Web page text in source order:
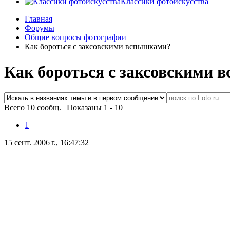
Главная
Форумы
Общие вопросы фотографии
Как бороться с заксовскими вспышками?
Как бороться с заксовскими
Всего 10 сообщ. | Показаны 1 - 10
1
15 сент. 2006 г., 16:47:32